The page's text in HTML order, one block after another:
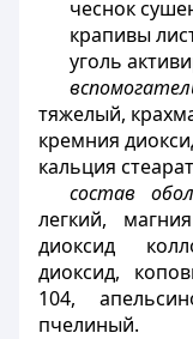
чеснок
крапивы
уголь
тяжелый,
кремния
кальция
состав
легкий,
диоксид
диоксид,
104,
пчелиный.